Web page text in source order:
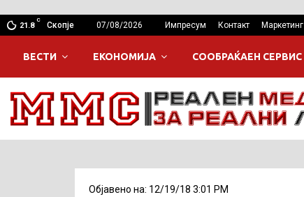
21.8
C
Скопје 07/08/2026 Импресум Контакт Маркетинг
ВЕСТИ ЕКОНОМИЈА СООБРАЌАЕН СЕРВИС
Објавено на: 12/19/18 3:01 PM